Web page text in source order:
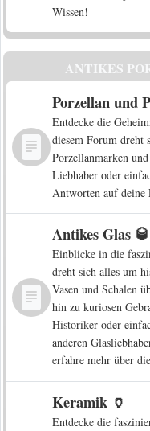
Wissen!
ANTIKES
Porzellan und
Entdecke die
diesem Forum dreht
Porzellanmarken
Liebhaber oder
Antworten auf deine
Antikes Glas 🥃
Einblicke in die
dreht sich alles um
Vasen und Schalen
hin zu kuriosen
Historiker oder
anderen
erfahre mehr über
Keramik 🏺
Entdecke die